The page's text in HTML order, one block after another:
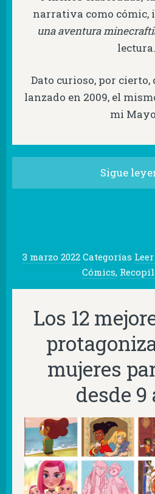
narrativa como cómic,
una aventura
lectura.
Dato curioso, por cierto,
lanzado en 2009, el
mi
Sigue
3 marzo 2022 Categorías
Cómics,
Los 12
mujeres
desde 9